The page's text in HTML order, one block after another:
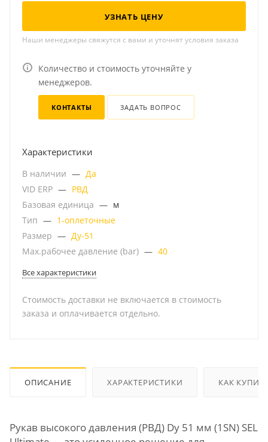
УЗНАТЬ ЦЕНУ
Наши менеджеры свяжутся с вами и уточнят условия заказа
Количество и стоимость уточняйте у
менеджеров.
КОНТАКТЫ ЗАДАТЬ ВОПРОС
Характеристики
В наличии — Да
VID ERP — РВД
Базовая единица — м
Тип — 1-оплеточные
Размер — Ду-51
Мах.рабочее давление (bar) — 40
Все характеристики
Стоимость доставки не включается в стоимость
заказа и оплачивается отдельно.
ОПИСАНИЕ ХАРАКТЕРИСТИКИ КАК
Рукав высокого давления (РВД) Dу 51 мм (1SN) SEL